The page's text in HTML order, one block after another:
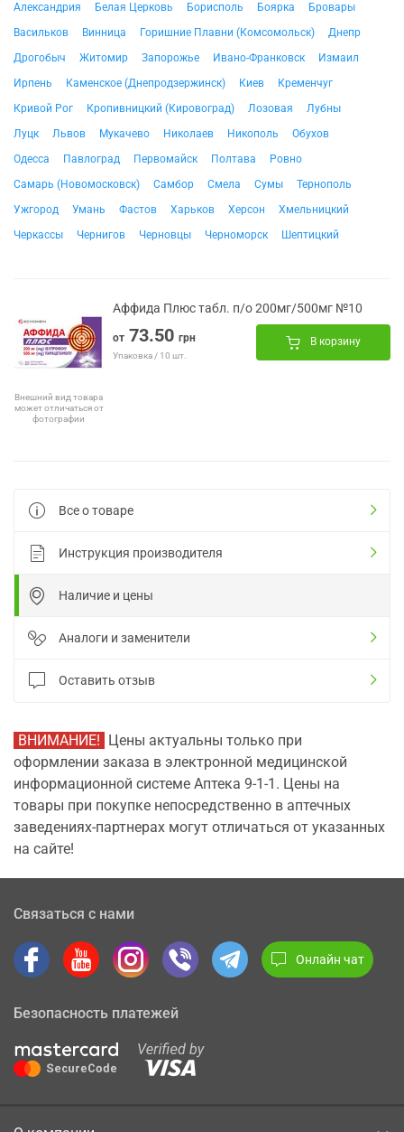
Александрия Белая Церковь Борисполь Боярка
Бровары
Васильков
Винница Горишние Плавни (Комсомольск)
Днепр
Дрогобыч
Житомир Запорожье Ивано-Франковск
Измаил
Ирпень
Каменское (Днепродзержинск) Киев
Кременчуг
Кривой Рог
Кропивницкий (Кировоград) Лозовая
Лубны
Луцк
Львов Мукачево Николаев Никополь
Обухов
Одесса
Павлоград Первомайск Полтава
Ровно
Самарь (Новомосковск)
Самбор Смела Сумы
Тернополь
Ужгород
Умань Фастов Харьков Херсон
Хмельницкий
Черкассы
Чернигов Черновцы Черноморск Шептицкий
Внешний вид товара
может отличаться от
фотографии
Аффида Плюс табл. п/о 200мг/500мг №10
от 73.50 грн
Упаковка / 10 шт.
В корзину
Все о товаре
Инструкция производителя
Наличие и цены
Аналоги и заменители
Оставить отзыв
ВНИМАНИЕ! Цены актуальны только при
оформлении заказа в электронной медицинской
информационной системе Аптека 9-1-1. Цены на
товары при покупке непосредственно в аптечных
заведениях-партнерах могут отличаться от указанных
на сайте!
Связаться с нами
Онлайн чат
Безопасность платежей